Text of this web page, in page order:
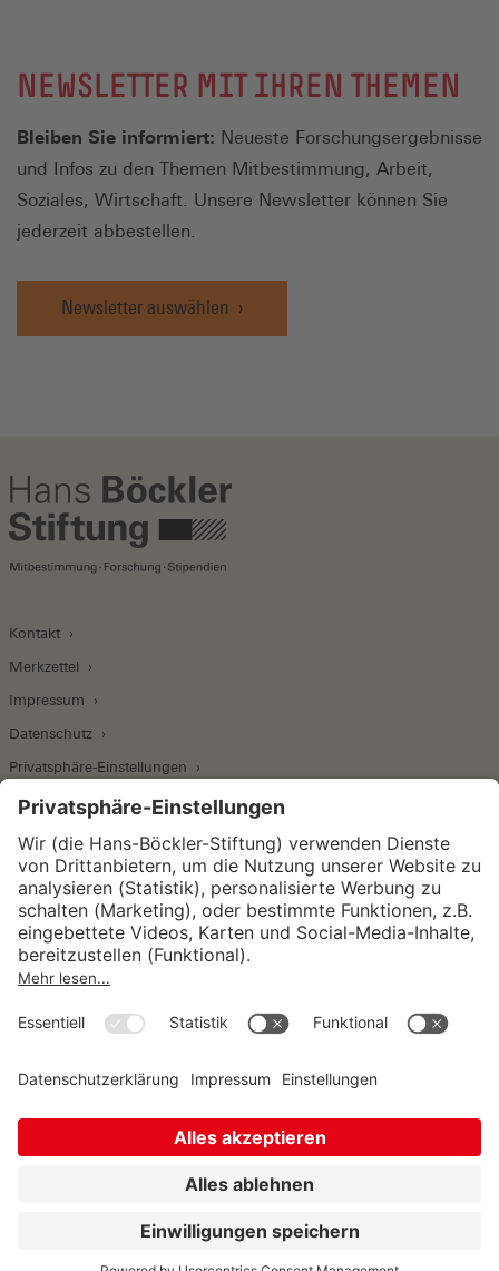
NEWSLETTER MIT IHREN THEMEN
Bleiben Sie informiert: Neueste Forschungsergebnisse
und Infos zu den Themen Mitbestimmung, Arbeit,
Soziales, Wirtschaft. Unsere Newsletter können Sie
jederzeit abbestellen.
Newsletter auswählen
Kontakt
Merkzettel
Impressum
Datenschutz
Privatsphäre-Einstellungen
Wirtschafts- und Sozialwissenschaftliches Institut
Institut für Makroökonomie und
Konjunkturforschung
Unternehmensführung
Sozialrecht